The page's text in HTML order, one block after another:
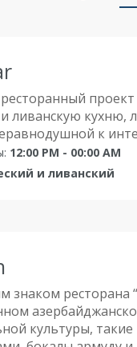
проект
ливанскую кухню,
к
12:00 PM - 00:00 AM
и ливанский
ресторана
культуры,